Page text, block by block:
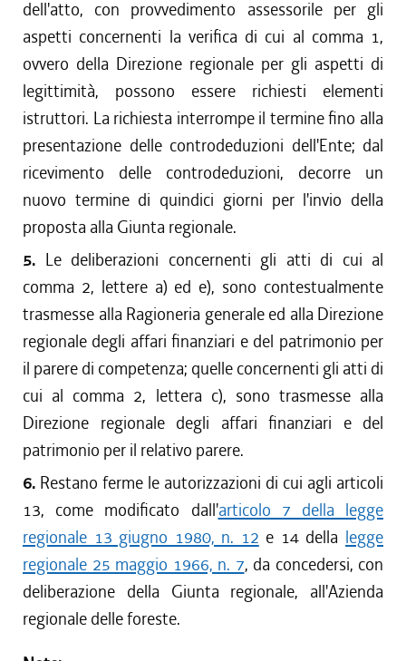
dell'atto, con provvedimento assessorile per gli
aspetti concernenti la verifica di cui al comma 1,
ovvero della Direzione regionale per gli aspetti di
legittimità, possono essere richiesti elementi
istruttori. La richiesta interrompe il termine fino alla
presentazione delle controdeduzioni dell'Ente; dal
ricevimento delle controdeduzioni, decorre un
nuovo termine di quindici giorni per l'invio della
proposta alla Giunta regionale.
5. Le deliberazioni concernenti gli atti di cui al
comma 2, lettere a) ed e), sono contestualmente
trasmesse alla Ragioneria generale ed alla Direzione
regionale degli affari finanziari e del patrimonio per
il parere di competenza; quelle concernenti gli atti di
cui al comma 2, lettera c), sono trasmesse alla
Direzione regionale degli affari finanziari e del
patrimonio per il relativo parere.
6. Restano ferme le autorizzazioni di cui agli articoli
13, come modificato dall'articolo 7 della legge
regionale 13 giugno 1980, n. 12 e 14 della legge
regionale 25 maggio 1966, n. 7, da concedersi, con
deliberazione della Giunta regionale, all'Azienda
regionale delle foreste.